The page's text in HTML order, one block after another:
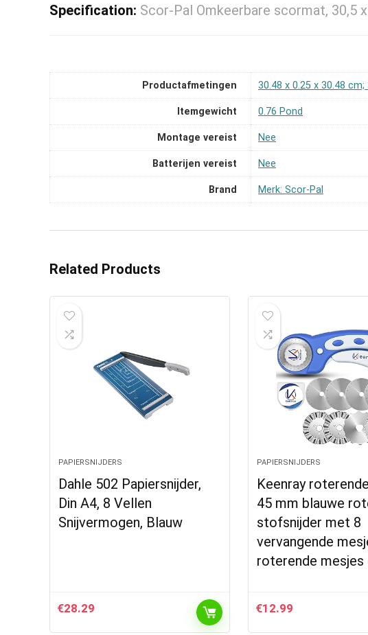
Specification: Scor-Pal Omkeerbare scormat, 30,5
Productafmetingen ‎30.48 x 0.25 x 30.48 cm;
Itemgewicht ‎0.76 Pond
Montage vereist ‎Nee
Batterijen vereist ‎Nee
Brand Merk: Scor-Pal
Related Products
PAPIERSNIJDERS
Dahle 502 Papiersnijder,
Din A4, 8 Vellen
Snijvermogen, Blauw
€28.29
PAPIERSNIJDERS
Keenray
45 mm blauwe
stofsnijder met 8
vervangende
roterende mesjes
€12.99